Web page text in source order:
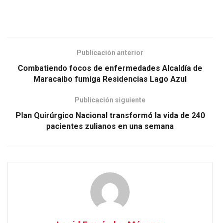
Publicación anterior
Combatiendo focos de enfermedades Alcaldía de
Maracaibo fumiga Residencias Lago Azul
Publicación siguiente
Plan Quirúrgico Nacional transformó la vida de 240
pacientes zulianos en una semana